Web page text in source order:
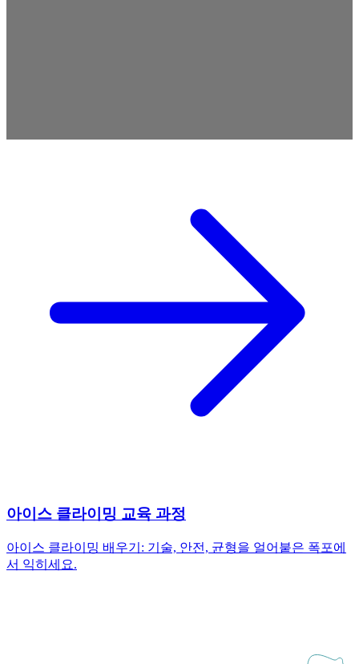
아이스 클라이밍 교육 과정
아이스 클라이밍 배우기: 기술, 안전, 균형을 얼어붙은 폭포에
서 익히세요.